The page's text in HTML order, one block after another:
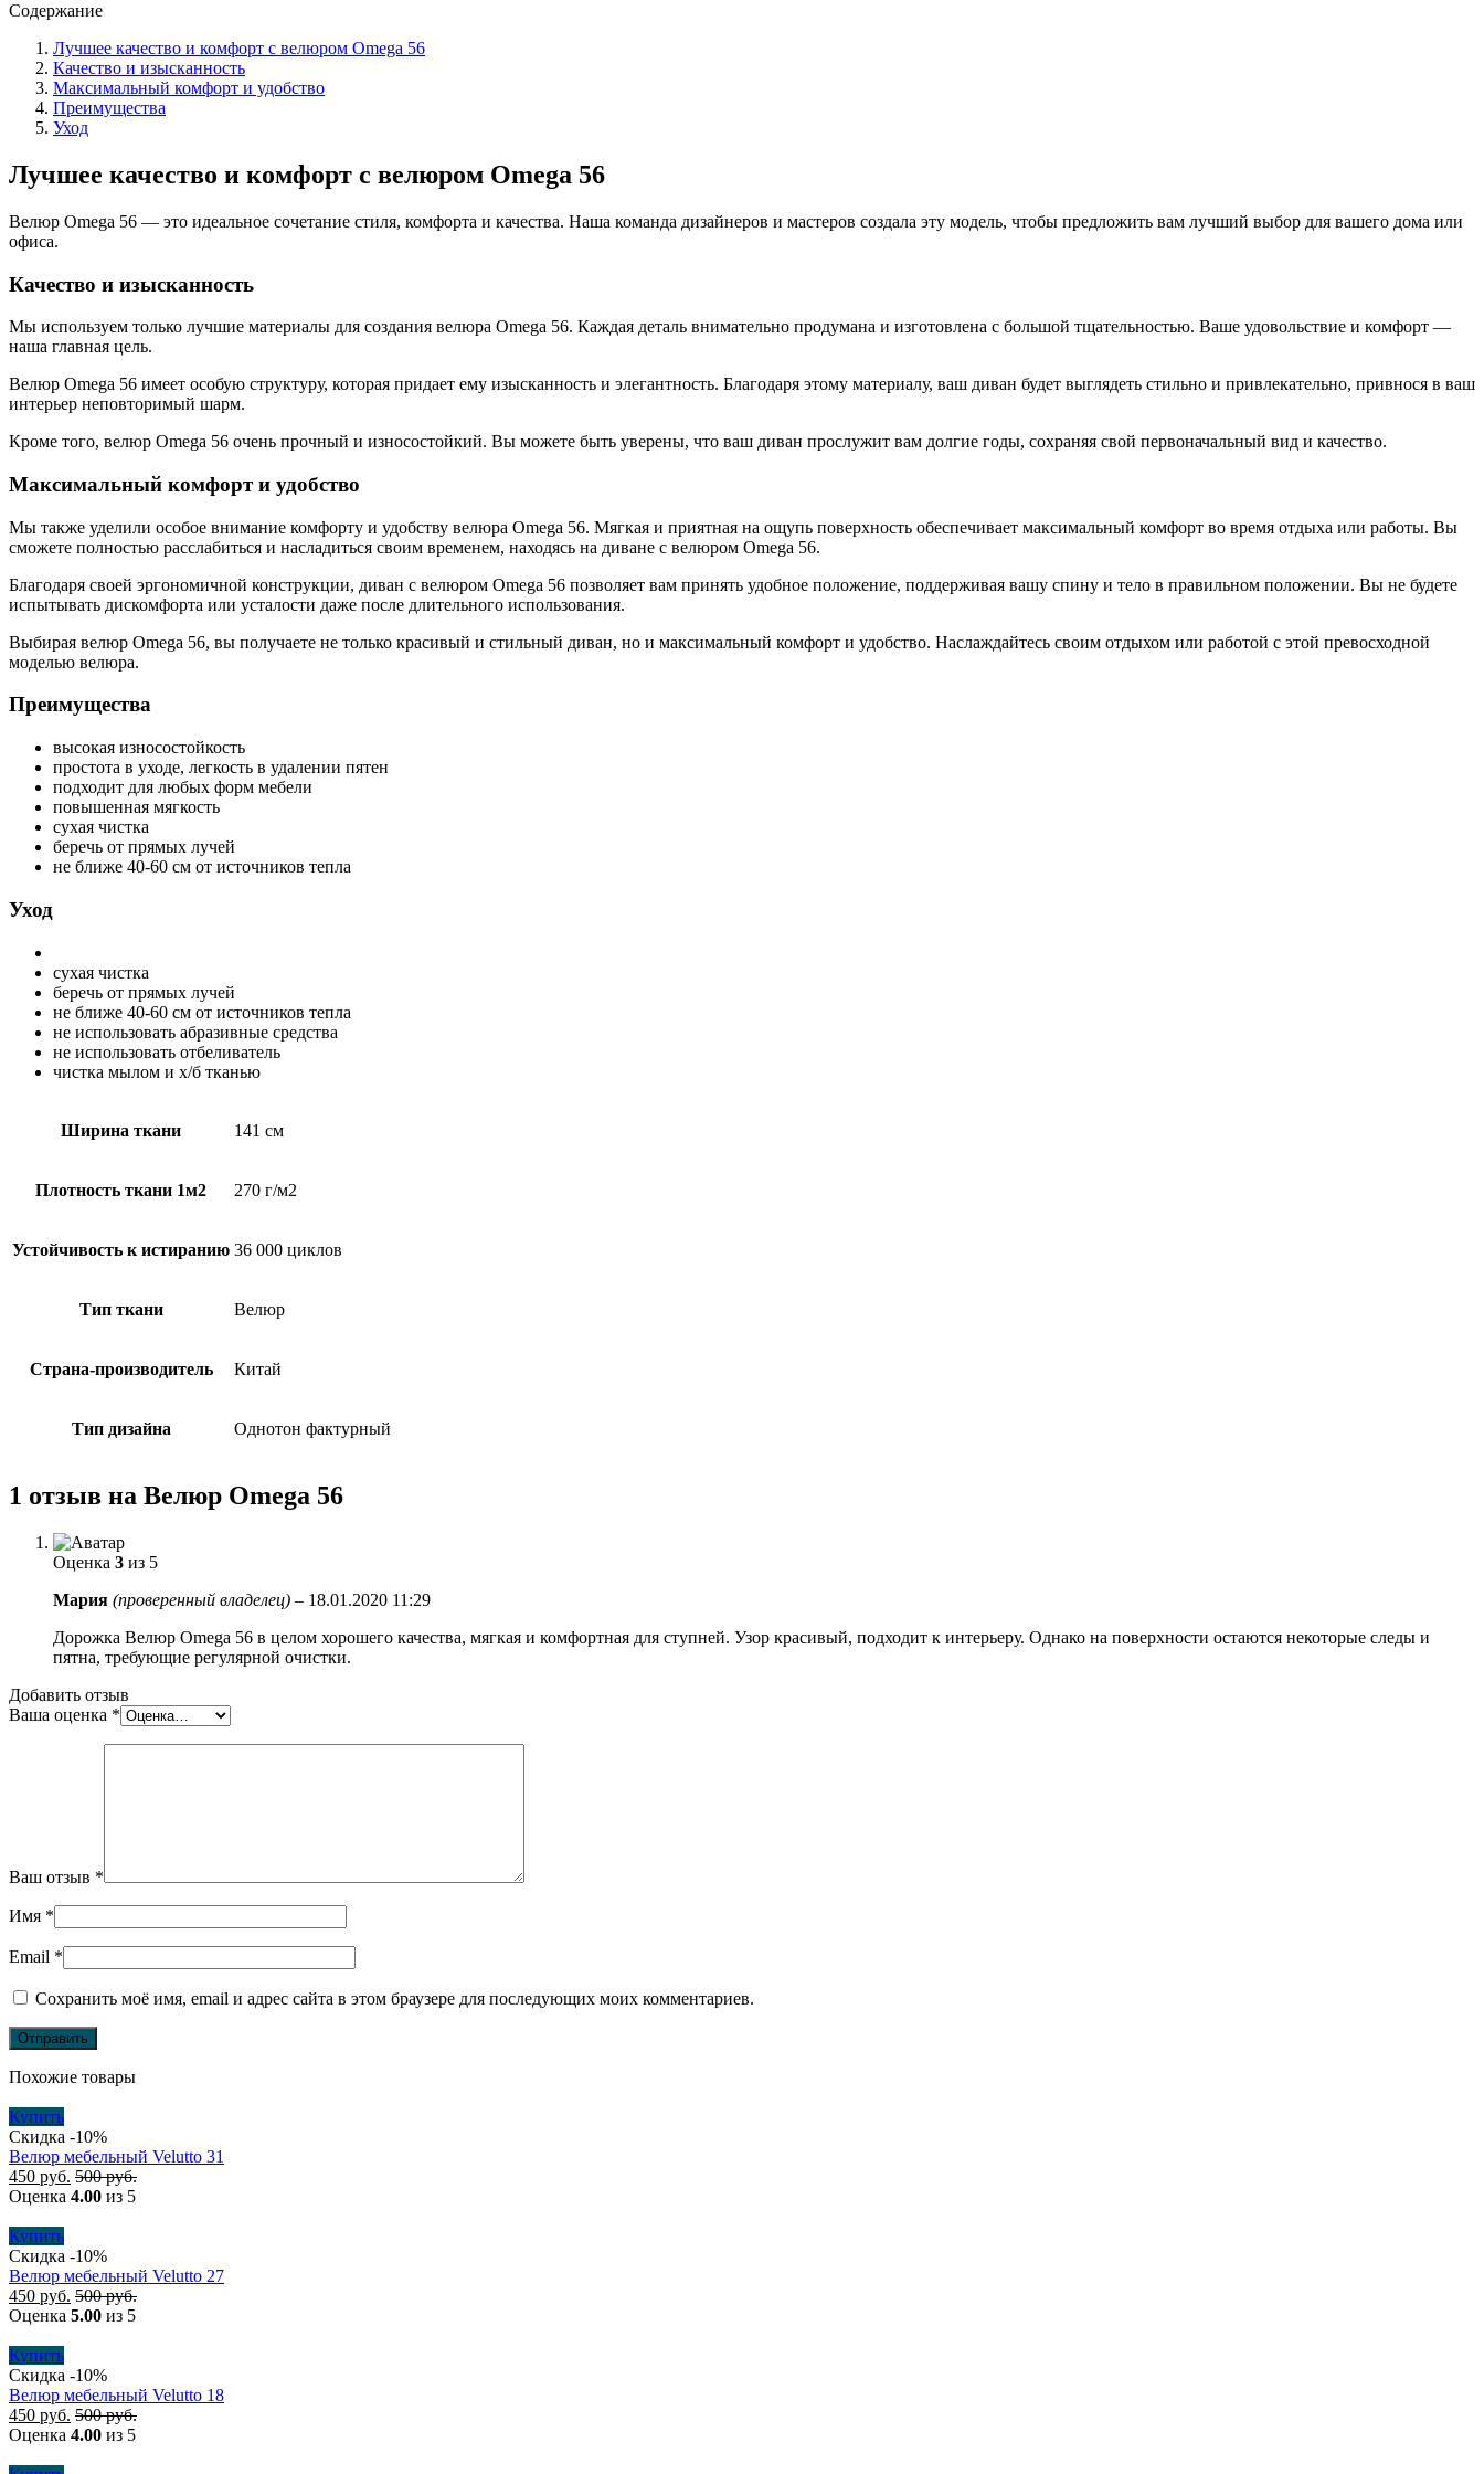
Содержание
Лучшее качество и комфорт с велюром Omega 56
Качество и изысканность
Максимальный комфорт и удобство
Преимущества
Уход
Лучшее качество и комфорт с велюром Omega 56
Велюр Omega 56 — это идеальное сочетание стиля, комфорта и качества. Наша команда дизайнеров и мастеров создала эту модель, чтобы предложить вам лучший выбор для вашего дома или
офиса.
Качество и изысканность
Мы используем только лучшие материалы для создания велюра Omega 56. Каждая деталь внимательно продумана и изготовлена с большой тщательностью. Ваше удовольствие и комфорт —
наша главная цель.
Велюр Omega 56 имеет особую структуру, которая придает ему изысканность и элегантность. Благодаря этому материалу, ваш диван будет выглядеть стильно и привлекательно, привнося в ваш
интерьер неповторимый шарм.
Кроме того, велюр Omega 56 очень прочный и износостойкий. Вы можете быть уверены, что ваш диван прослужит вам долгие годы, сохраняя свой первоначальный вид и качество.
Максимальный комфорт и удобство
Мы также уделили особое внимание комфорту и удобству велюра Omega 56. Мягкая и приятная на ощупь поверхность обеспечивает максимальный комфорт во время отдыха или работы. Вы
сможете полностью расслабиться и насладиться своим временем, находясь на диване с велюром Omega 56.
Благодаря своей эргономичной конструкции, диван с велюром Omega 56 позволяет вам принять удобное положение, поддерживая вашу спину и тело в правильном положении. Вы не будете
испытывать дискомфорта или усталости даже после длительного использования.
Выбирая велюр Omega 56, вы получаете не только красивый и стильный диван, но и максимальный комфорт и удобство. Наслаждайтесь своим отдыхом или работой с этой превосходной
моделью велюра.
Преимущества
высокая износостойкость
простота в уходе, легкость в удалении пятен
подходит для любых форм мебели
повышенная мягкость
сухая чистка
беречь от прямых лучей
не ближе 40-60 см от источников тепла
Уход
сухая чистка
беречь от прямых лучей
не ближе 40-60 см от источников тепла
не использовать абразивные средства
не использовать отбеливатель
чистка мылом и х/б тканью
Ширина ткани 141 см
Плотность ткани 1м2 270 г/м2
Устойчивость к истиранию 36 000 циклов
Тип ткани Велюр
Страна-производитель Китай
Тип дизайна Однотон фактурный
1 отзыв на Велюр Omega 56
Оценка 3 из 5
Мария (проверенный владелец) – 18.01.2020 11:29
Дорожка Велюр Omega 56 в целом хорошего качества, мягкая и комфортная для ступней. Узор красивый, подходит к интерьеру. Однако на поверхности остаются некоторые следы и
пятна, требующие регулярной очистки.
Добавить отзыв
Ваша оценка *
Ваш отзыв *
Имя *
Email *
Сохранить моё имя, email и адрес сайта в этом браузере для последующих моих комментариев.
Похожие товары
Купить
Скидка -10%
Велюр мебельный Velutto 31
450 руб. 500руб.
Оценка 4.00 из 5
Купить
Скидка -10%
Велюр мебельный Velutto 27
450 руб. 500руб.
Оценка 5.00 из 5
Купить
Скидка -10%
Велюр мебельный Velutto 18
450 руб. 500руб.
Оценка 4.00 из 5